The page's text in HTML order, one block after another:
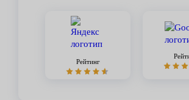
Рейтинг